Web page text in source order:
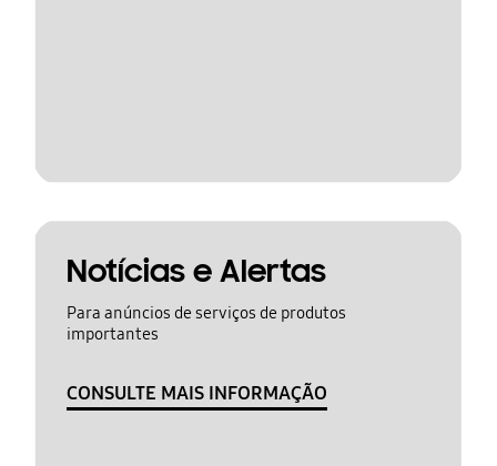
Notícias e Alertas
Para anúncios de serviços de produtos
importantes
CONSULTE MAIS INFORMAÇÃO